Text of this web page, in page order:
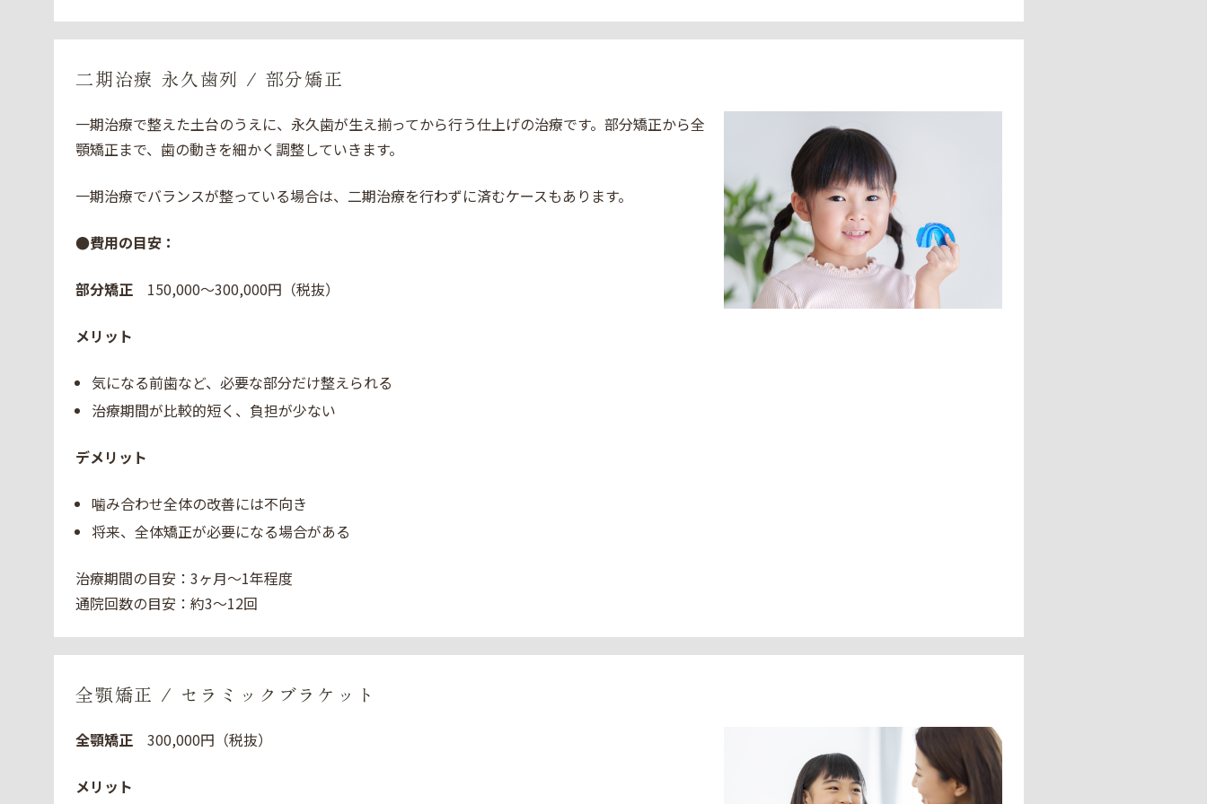
二期治療 永久歯列 / 部分矯正
一期治療で整えた土台のうえに、永久歯が生え揃ってから行う仕上げの治療です。部分矯正から全
顎矯正まで、歯の動きを細かく調整していきます。
一期治療でバランスが整っている場合は、二期治療を行わずに済むケースもあります。
●費用の目安：
部分矯正 150,000〜300,000円（税抜）
メリット
気になる前歯など、必要な部分だけ整えられる
治療期間が比較的短く、負担が少ない
デメリット
噛み合わせ全体の改善には不向き
将来、全体矯正が必要になる場合がある
治療期間の目安：3ヶ月〜1年程度
通院回数の目安：約3〜12回
全顎矯正 / セラミックブラケット
全顎矯正 300,000円（税抜）
メリット